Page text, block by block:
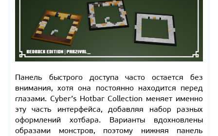
Панель быстрого доступа часто остается без
внимания, хотя она постоянно находится перед
глазами. Cyber’s Hotbar Collection меняет именно
эту часть интерфейса, добавляя набор разных
оформлений хотбара. Варианты вдохновлены
образами монстров, поэтому нижняя панель